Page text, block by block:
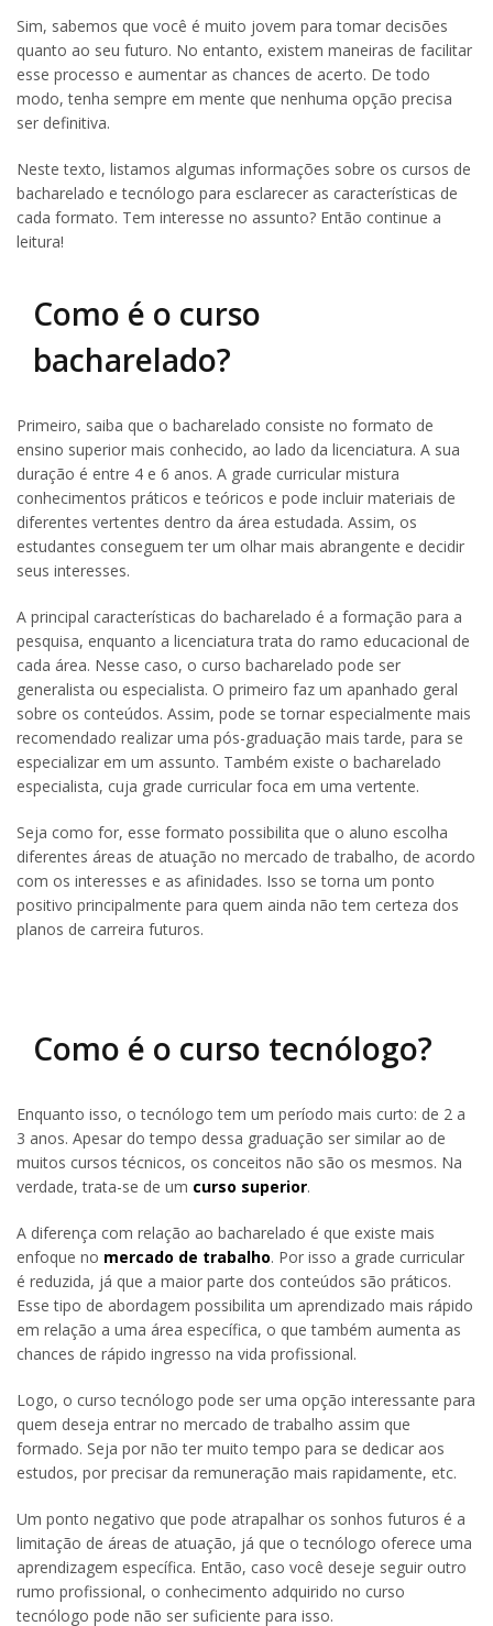
Sim, sabemos que você é muito jovem para tomar decisões
quanto ao seu futuro. No entanto, existem maneiras de facilitar
esse processo e aumentar as chances de acerto. De todo
modo, tenha sempre em mente que nenhuma opção precisa
ser definitiva.
Neste texto, listamos algumas informações sobre os cursos de
bacharelado e tecnólogo para esclarecer as características de
cada formato. Tem interesse no assunto? Então continue a
leitura!
Como é o curso
bacharelado?
Primeiro, saiba que o bacharelado consiste no formato de
ensino superior mais conhecido, ao lado da licenciatura. A sua
duração é entre 4 e 6 anos. A grade curricular mistura
conhecimentos práticos e teóricos e pode incluir materiais de
diferentes vertentes dentro da área estudada. Assim, os
estudantes conseguem ter um olhar mais abrangente e decidir
seus interesses.
A principal características do bacharelado é a formação para a
pesquisa, enquanto a licenciatura trata do ramo educacional de
cada área. Nesse caso, o curso bacharelado pode ser
generalista ou especialista. O primeiro faz um apanhado geral
sobre os conteúdos. Assim, pode se tornar especialmente mais
recomendado realizar uma pós-graduação mais tarde, para se
especializar em um assunto. Também existe o bacharelado
especialista, cuja grade curricular foca em uma vertente.
Seja como for, esse formato possibilita que o aluno escolha
diferentes áreas de atuação no mercado de trabalho, de acordo
com os interesses e as afinidades. Isso se torna um ponto
positivo principalmente para quem ainda não tem certeza dos
planos de carreira futuros.
Como é o curso tecnólogo?
Enquanto isso, o tecnólogo tem um período mais curto: de 2 a
3 anos. Apesar do tempo dessa graduação ser similar ao de
muitos cursos técnicos, os conceitos não são os mesmos. Na
verdade, trata-se de um curso superior.
A diferença com relação ao bacharelado é que existe mais
enfoque no mercado de trabalho. Por isso a grade curricular
é reduzida, já que a maior parte dos conteúdos são práticos.
Esse tipo de abordagem possibilita um aprendizado mais rápido
em relação a uma área específica, o que também aumenta as
chances de rápido ingresso na vida profissional.
Logo, o curso tecnólogo pode ser uma opção interessante para
quem deseja entrar no mercado de trabalho assim que
formado. Seja por não ter muito tempo para se dedicar aos
estudos, por precisar da remuneração mais rapidamente, etc.
Um ponto negativo que pode atrapalhar os sonhos futuros é a
limitação de áreas de atuação, já que o tecnólogo oferece uma
aprendizagem específica. Então, caso você deseje seguir outro
rumo profissional, o conhecimento adquirido no curso
tecnólogo pode não ser suficiente para isso.